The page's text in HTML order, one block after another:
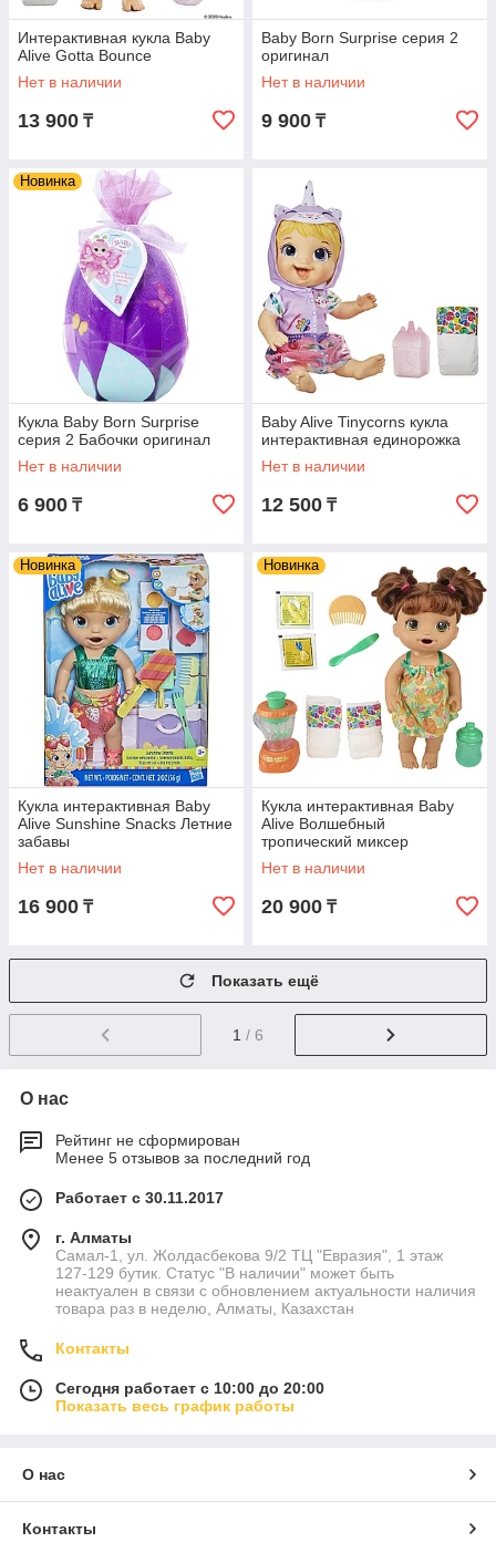
Интерактивная кукла Baby
Alive Gotta Bounce
Нет в наличии
13 900 ₸
Baby Born Surprise серия 2
оригинал
Нет в наличии
9 900 ₸
Новинка
Кукла Baby Born Surprise
серия 2 Бабочки оригинал
Нет в наличии
6 900 ₸
Baby Alive Tinycorns кукла
интерактивная единорожка
Нет в наличии
12 500 ₸
Новинка
Кукла интерактивная Baby
Alive Sunshine Snacks Летние
забавы
Нет в наличии
16 900 ₸
Новинка
Кукла интерактивная Baby
Alive Волшебный
тропический миксер
Нет в наличии
20 900 ₸
Показать ещё
1 / 6
О нас
Рейтинг не сформирован
Менее 5 отзывов за последний год
Работает с 30.11.2017
г. Алматы
Самал-1, ул. Жолдасбекова 9/2 ТЦ "Евразия", 1 этаж
127-129 бутик. Статус "В наличии" может быть
неактуален в связи с обновлением актуальности наличия
товара раз в неделю, Алматы, Казахстан
Контакты
Сегодня работает с 10:00 до 20:00
Показать весь график работы
О нас
Контакты